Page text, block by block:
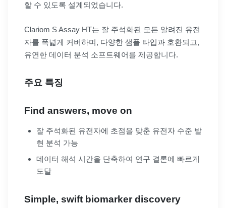
할 수 있도록 설계되었습니다.
Clariom S Assay HT는 잘 주석화된 모든 알려진 유전
자를 폭넓게 커버하며, 다양한 샘플 타입과 호환되고,
유연한 데이터 분석 소프트웨어를 제공합니다.
주요 특징
Find answers, move on
잘 주석화된 유전자에 초점을 맞춘 유전자 수준 발
현 분석 가능
데이터 해석 시간을 단축하여 연구 결론에 빠르게
도달
Simple, swift biomarker discovery